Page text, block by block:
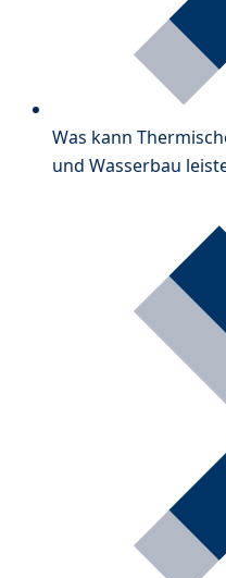
Was kann
und Wasserbau